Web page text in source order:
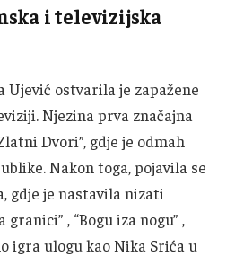
i televizijska
Ujević ostvarila je zapažene
Njezina prva značajna
Dvori”, gdje je odmah
Nakon toga, pojavila se
gdje je nastavila nizati
, “Bogu iza nogu” ,
igra ulogu kao Nika Srića u